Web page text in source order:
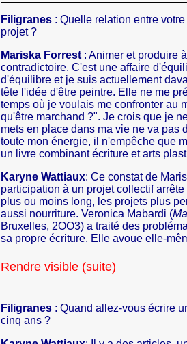
Filigranes : Quelle relation entre
projet ?
Mariska Forrest : Animer et produire
contradictoire. C'est une affaire
d'équilibre et je suis actuellement
tête l'idée d'être peintre. Elle ne me
temps où je voulais me confronter au
qu'être marchand ?". Je crois que je
mets en place dans ma vie ne va pas
toute mon énergie, il n'empêche que
un livre combinant écriture et arts
Karyne Wattiaux: Ce constat de
participation à un projet collectif
plus ou moins long, les projets plus
aussi nourriture. Veronica Mabardi (
Bruxelles, 2OO3) a traité des
sa propre écriture. Elle avoue elle-
Rendre visible (suite)
Filigranes : Quand allez-vous écrire
cinq ans ?